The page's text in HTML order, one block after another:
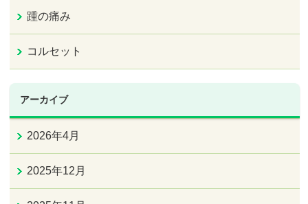
踵の痛み
コルセット
アーカイブ
2026年4月
2025年12月